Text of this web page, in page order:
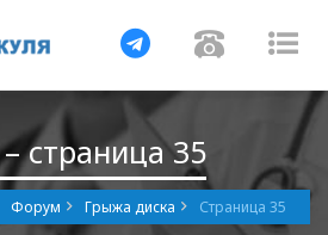
Навигация
страница 35
Форум Грыжа диска Страница 35